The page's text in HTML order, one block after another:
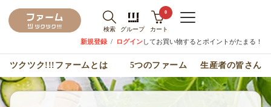
検索 グループ
0
カート
新規登録 / ログインしてお買い物するとポイントがたまる！
ツクツク!!!ファームとは 5つのファーム 生産者の皆さん